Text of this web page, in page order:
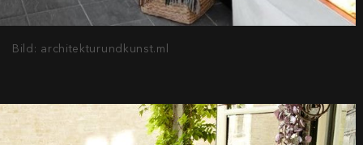
Bild: architekturundkunst.ml